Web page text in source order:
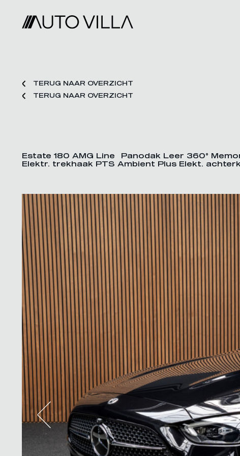
TERUG NAAR OVERZICHT
TERUG NAAR OVERZICHT
Estate 180 AMG Line Panodak Leer 360°
Elektr. trekhaak PTS Ambient Plus Elekt.